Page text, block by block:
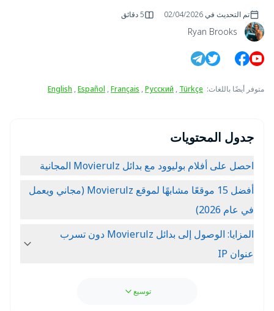
Ryan Brooks
تم التحديث في02/04/2026 5 دقائق
متوفر أيضًا باللغات:
English ,Español ,Français ,Русский , Türkçe
جدول المحتويات
احصل على أفلام بوليوود مع بدائل Movierulz المجانية
أفضل 15 موقعًا مشابهًا لموقع Movierulz (مجاني ويعمل
في عام 2026)
المزايا: الوصول إلى بدائل Movierulz دون تسرب
عنوان IP
توسيع